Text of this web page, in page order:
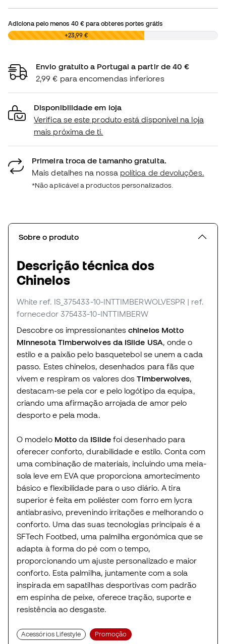
Adiciona pelo menos 40 €para obteres portes grátis
0,00 € +23,99 €
Envio gratuito a Portugal a partir de 40 €
2,99 € para encomendas inferiores
Disponibilidade em loja
Verifica se este produto está disponível na loja
mais próxima de ti.
Primeira troca de tamanho gratuita.
Mais detalhes na nossa política de devoluções.
*Não aplicável a productos personalizados.
Sobre o produto
Descrição técnica dos
Chinelos
White ref. IS_375433-10-INTTIMBERWOLVESPR | ref.
fornecedor 375433-10-INTTIMBERW
Descobre os impressionanteschinelos Motto
Minnesota Timberwolves da ISlide USA, onde o
estilo e a paixão pelo basquetebol se unem a cada
passo. Estes chinelos, desenhados para fãs que
vivem e respiram os valores dosTimberwolves,
destacam-se pela cor e pelo logótipo da equipa,
criando uma afirmação arrojada de amor pelo
desporto e pela moda.
O modelo Mottoda ISlide foi desenhado para
oferecer conforto, durabilidade e estilo. Conta com
uma combinação de materiais, incluindo uma meia-
sola leve em EVA que proporciona amortecimento
básico e flexibilidade para o uso diário. A tira
superior é feita em poliéster com forro em lycra
antiabrasivo, prevenindo irritações e melhorando o
conforto. Uma das suas tecnologias principais é a
SFTech Footbed, uma palmilha ergonómica que se
adapta à forma do pé com o tempo,
proporcionando um ajuste personalizado e maior
conforto. Esta palmilha, juntamente com a sola
inspirada em sapatilhas desportivas com padrão
em espinha de peixe, oferece tração, suporte e
resistência ao desgaste.
Acessórios Lifestyle Promoção